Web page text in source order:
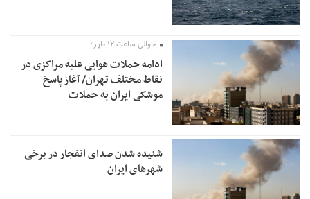
حوالی ساعت ۱۲ ظهر؛
ادامه حملات هوایی علیه مراکزی در
نقاط مختلف تهران/ آغاز پاسخ
موشکی ایران به حملات
شنیده شدن صدای انفجار در برخی
شهرهای ایران